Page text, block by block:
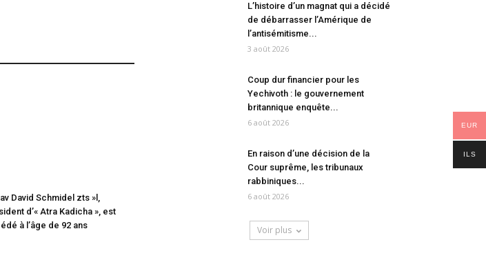
David Schmidel zts »l,
d’« Atra Kadicha », est
à l’âge de 92 ans
L’histoire d’un magnat qui a décidé
de débarrasser l’Amérique de
l’antisémitisme...
3 août 2026
Coup dur financier pour les
Yechivoth : le gouvernement
britannique enquête...
6 août 2026
En raison d’une décision de la
Cour suprême, les tribunaux
rabbiniques...
6 août 2026
Voir plus
EUR
ILS